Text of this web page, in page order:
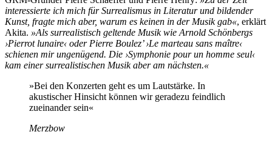
interessierte ich mich für Surrealismus in Literatur und bildender
Kunst, fragte mich aber, warum es keinen in der Musik gab«, erklärt
Akita. »Als surrealistisch geltende Musik wie Arnold Schönbergs
›Pierrot lunaire‹ oder Pierre Boulez’ ›Le marteau sans maître‹
schienen mir ungenügend. Die ›Symphonie pour un homme seul‹
kam einer surrealistischen Musik aber am nächsten.«
»Bei den Konzerten geht es um Lautstärke. In
akustischer Hinsicht können wir geradezu feindlich
zueinander sein«
Merzbow